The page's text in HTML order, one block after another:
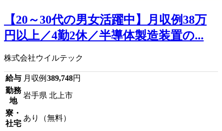
【20～30代の男女活躍中】月収例38万
円以上／4勤2休／半導体製造装置の...
株式会社ウイルテック
給与 月収例 389,748円
勤務
地
岩手県 北上市
寮・
社宅
あり（無料）